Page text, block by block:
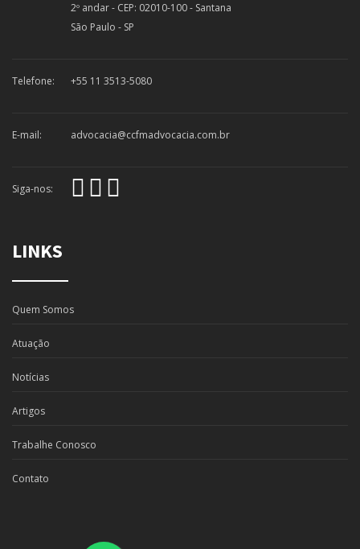
2º andar - CEP: 02010-100 - Santana
São Paulo - SP
Telefone: +55 11 3513-5080
E-mail: advocacia@ccfmadvocacia.com.br
Siga-nos:
LINKS
Quem Somos
Atuação
Notícias
Artigos
Trabalhe Conosco
Contato